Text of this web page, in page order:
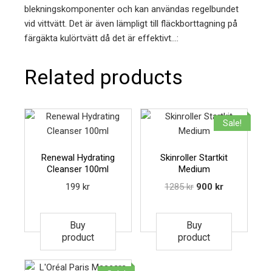
blekningskomponenter och kan användas regelbundet
vid vittvätt. Det är även lämpligt till fläckborttagning på
färgäkta kulörtvätt då det är effektivt…:
Related products
Renewal Hydrating
Cleanser 100ml
199kr
Buy
product
Sale!
Skinroller Startkit
Medium
1285kr 900 kr
Buy
product